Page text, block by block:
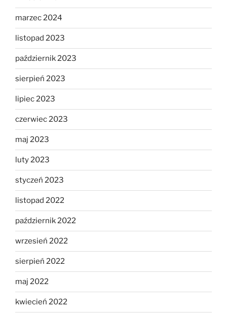
marzec 2024
listopad 2023
październik 2023
sierpień 2023
lipiec 2023
czerwiec 2023
maj 2023
luty 2023
styczeń 2023
listopad 2022
październik 2022
wrzesień 2022
sierpień 2022
maj 2022
kwiecień 2022